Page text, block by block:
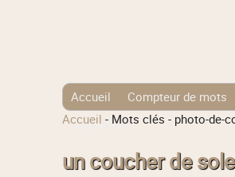
Accueil Compteur de mots
Tags Cloud
Accueil - Mots clés - photo-de-
un coucher de